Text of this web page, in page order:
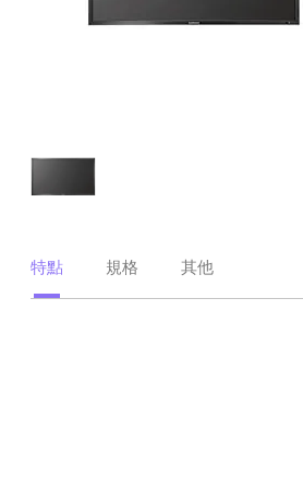
特點 規格 其他